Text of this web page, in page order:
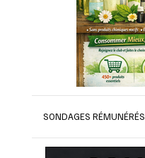
SONDAGES RÉMUNÉRÉS